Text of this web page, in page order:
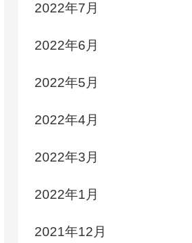
2022年7月
2022年6月
2022年5月
2022年4月
2022年3月
2022年1月
2021年12月